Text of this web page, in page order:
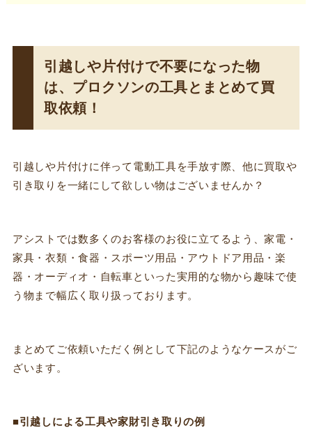
引越しや片付けで不要になった物
は、プロクソンの工具とまとめて買
取依頼！
引越しや片付けに伴って電動工具を手放す際、他に買取や
引き取りを一緒にして欲しい物はございませんか？
アシストでは数多くのお客様のお役に立てるよう、家電・
家具・衣類・食器・スポーツ用品・アウトドア用品・楽
器・オーディオ・自転車といった実用的な物から趣味で使
う物まで幅広く取り扱っております。
まとめてご依頼いただく例として下記のようなケースがご
ざいます。
■引越しによる工具や家財引き取りの例